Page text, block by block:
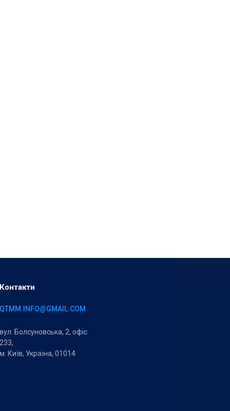
Контакти
QTMM.INFO@GMAIL.COM
вул. Болсуновська, 2, офіс
233,
м. Київ, Україна, 01014